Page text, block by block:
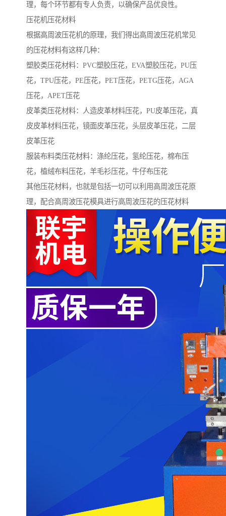
理，每个环节都有专人负责，以确保产品优良性。
压花机压花材料
根据高周波压花机的原理，我们得出高周波压花机常见
的压花材料有这样几种：
塑胶类压花材料：PVC塑胶压花，EVA塑胶压花，PU压
花，TPU压花，PE压花，PET压花，PETG压花，AGA
压花，APET压花
皮革类压花材料：人造皮革材料压花，PU皮革压花，真
皮皮革材料压花，镜面皮革压花，头层皮革压花，二层
皮革压花
服装布料类压花材料：涤纶压花，氢纶压花，棉布压
花，植绒布料压花，羊毛衫压花，牛仔布压花
其他压花材料，也就是包括一切可以利用高周波压花原
理，配合高周波压花模具进行高周波压花的压花材料